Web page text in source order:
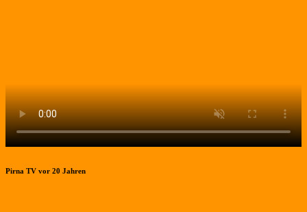
Pirna TV vor 20 Jahren